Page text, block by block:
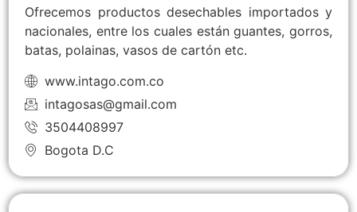
Ofrecemos productos desechables importados y
nacionales, entre los cuales están guantes, gorros,
batas, polainas, vasos de cartón etc.
www.intago.com.co
intagosas@gmail.com
3504408997
Bogota D.C